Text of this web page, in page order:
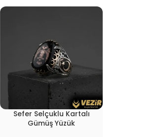
Sefer Selçuklu Kartalı
Gümüş Yüzük